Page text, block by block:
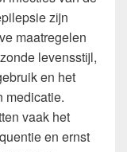
zijn
maatregelen
levensstijl,
en het
medicatie.
vaak het
en ernst